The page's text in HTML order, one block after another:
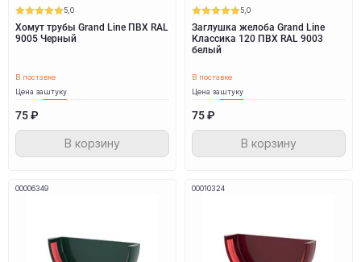
5,0
Хомут трубы Grand Line ПВХ RAL
9005 Черный
В поставке
Цена заштуку
75 ₽
В корзину
5,0
Заглушка желоба Grand Line
Классика 120 ПВХ RAL 9003
белый
В поставке
Цена заштуку
75 ₽
В корзину
00006349 00010324